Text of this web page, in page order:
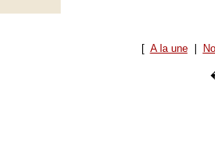
[ A la une|